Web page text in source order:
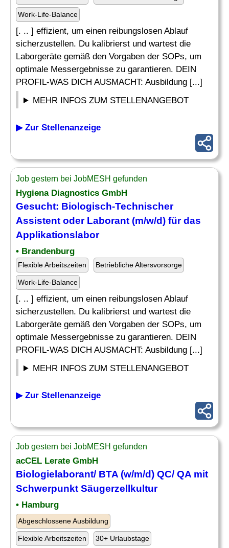
Work-Life-Balance
[. .. ] effizient, um einen reibungslosen Ablauf
sicherzustellen. Du kalibrierst und wartest die
Laborgeräte gemäß den Vorgaben der SOPs, um
optimale Messergebnisse zu garantieren. DEIN
PROFIL-WAS DICH AUSMACHT: Ausbildung [...]
MEHR INFOS ZUM STELLENANGEBOT
▶ Zur Stellenanzeige
Job gestern bei JobMESH gefunden
Hygiena Diagnostics GmbH
Gesucht: Biologisch-Technischer
Assistent oder Laborant (m/w/d) für das
Applikationslabor
• Brandenburg
Flexible Arbeitszeiten Betriebliche Altersvorsorge
Work-Life-Balance
[. .. ] effizient, um einen reibungslosen Ablauf
sicherzustellen. Du kalibrierst und wartest die
Laborgeräte gemäß den Vorgaben der SOPs, um
optimale Messergebnisse zu garantieren. DEIN
PROFIL-WAS DICH AUSMACHT: Ausbildung [...]
MEHR INFOS ZUM STELLENANGEBOT
▶ Zur Stellenanzeige
Job gestern bei JobMESH gefunden
acCEL Lerate GmbH
Biologielaborant/ BTA (w/m/d) QC/ QA mit
Schwerpunkt Säugerzellkultur
• Hamburg
Abgeschlossene Ausbildung
Flexible Arbeitszeiten 30+ Urlaubstage